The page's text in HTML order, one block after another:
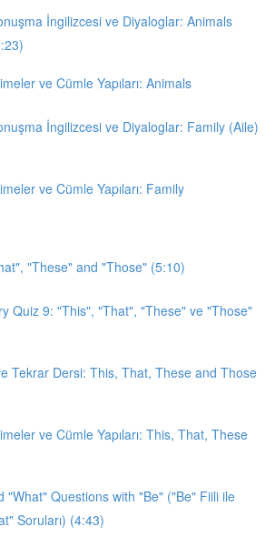
İngilizcesi ve Diyaloglar: Animals
ve Cümle Yapıları: Animals
İngilizcesi ve Diyaloglar: Family (Aile)
ve Cümle Yapıları: Family
"These" and "Those" (5:10)
Quiz 9: "This", "That", "These" ve "Those"
Tekrar Dersi: This, That, These and Those
ve Cümle Yapıları: This, That, These
"What" Questions with "Be" ("Be" Fiili ile
Soruları) (4:43)